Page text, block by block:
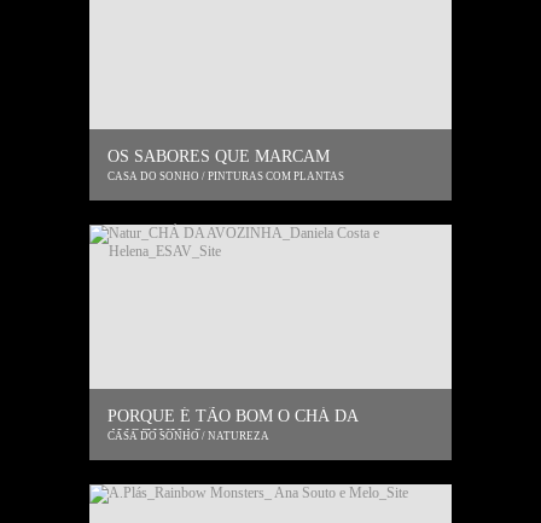
OS SABORES QUE MARCAM
CASA DO SONHO / PINTURAS COM PLANTAS
PORQUE É TÃO BOM O CHÁ DA
AVOZINHA?
CASA DO SONHO / NATUREZA